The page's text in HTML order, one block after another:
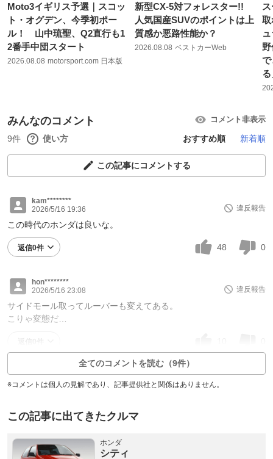
Moto3イギリス予選｜スコッ
ト・オグデン、今季初ポー
ル！ 山中琉聖、Q2直行も1
2番手中団スタート
2026.08.08 motorsport.com 日本版
新型CX-5対フォレスター!!
人気国産SUVのポイントは上
質感か悪路性能か？
2026.08.08 ベストカーWeb
で
みんなのコメント コメント非表示
9件 使い方 おすすめ順 新着順
この記事にコメントする
kam********
2026/5/16 19:36
違反報告
この時代のホンダは良いな。
返信0件 48 0
hon********
2026/5/16 23:08
違反報告
サイドモール取ってルーバーも変えてある。
こりゃ変態だ…
全てのコメントを読む（9件）
※コメントは個人の見解であり、記事提供社と関係はありません。
この記事に出てきたクルマ
ホンダ
シティ